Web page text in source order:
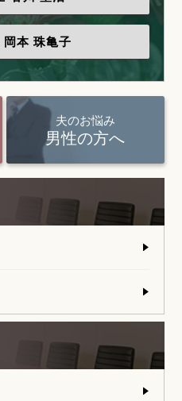
岡本 珠亀子
夫のお悩み
男性の方へ